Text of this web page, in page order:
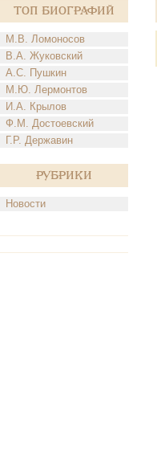
Топ Биографий
М.В. Ломоносов
В.А. Жуковский
А.С. Пушкин
М.Ю. Лермонтов
И.А. Крылов
Ф.М. Достоевский
Г.Р. Державин
Рубрики
Новости